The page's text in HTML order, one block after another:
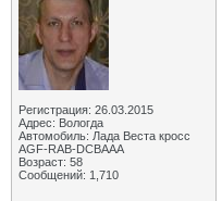
Регистрация: 26.03.2015
Адрес: Вологда
Автомобиль: Лада Веста кросс
AGF-RAB-DCBAAA
Возраст: 58
Сообщений: 1,710